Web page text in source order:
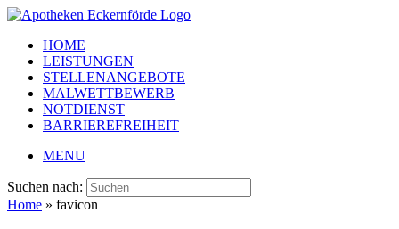
HOME
LEISTUNGEN
STELLENANGEBOTE
MALWETTBEWERB
NOTDIENST
BARRIEREFREIHEIT
MENU
Suchen nach:
Home » favicon